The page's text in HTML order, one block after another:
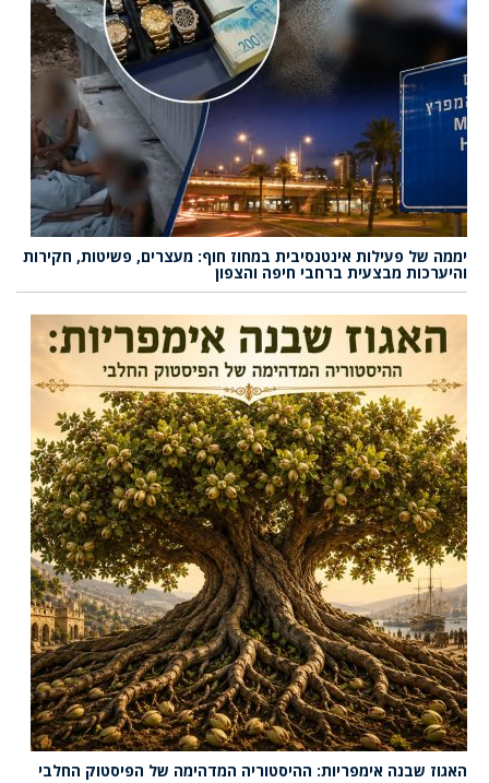
יממה של פעילות אינטנסיבית במחוז חוף: מעצרים, פשיטות, חקירות
והיערכות מבצעית ברחבי חיפה והצפון
האגוז שבנה אימפריות: ההיסטוריה המדהימה של הפיסטוק החלבי